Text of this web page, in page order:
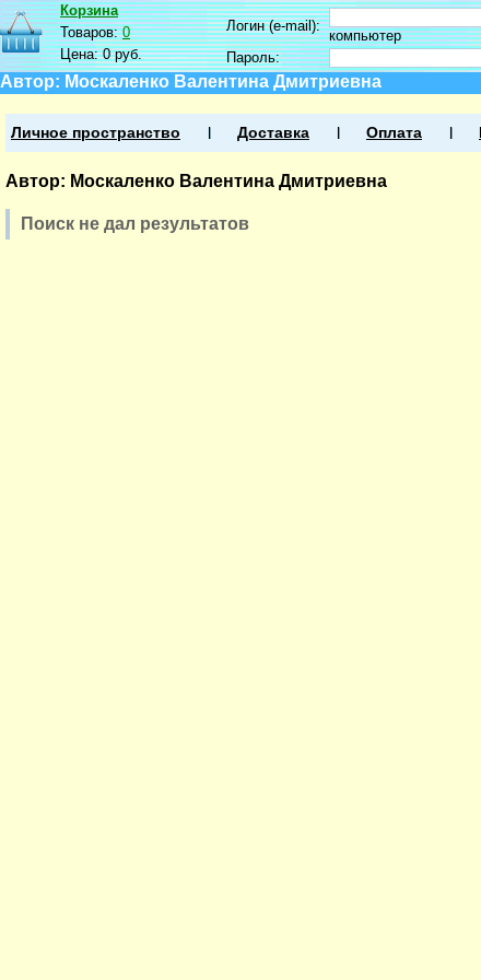
Корзина
Товаров:0
Цена:0 руб.
Логин (e-mail):
компьютер
Пароль:
Автор: Москаленко Валентина Дмитриевна
Личное пространство Доставка Оплата
Автор: Москаленко Валентина Дмитриевна
Поиск не дал результатов